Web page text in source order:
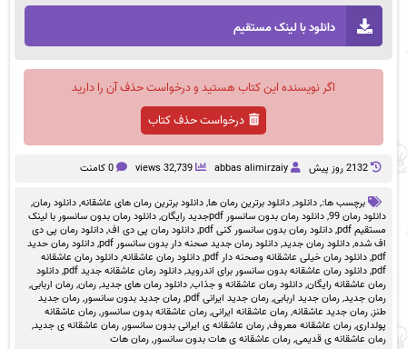
دانلود با لینک مستقیم
اگر نویسنده این کتاب هستید و درخواست حذف آن را دارید
درخواست حذف کتاب
2132 روز پيش abbas alimirzaiy
32,739 views 0 کامنت
برچسب ها:,دانلود,دانلود برترین رمان ها,دانلود برترین رمان های عاشقانه,دانلود رمان,
دانلود رمان 99
,دانلود رمان بدون سانسور pdfجدید رایگان ,دانلود رمان بدون سانسور با لینک
مستقیم pdf
,دانلود رمان بدون سانسور کنی pdf ,دانلود رمان پی دی اف,دانلود رمان پی دی
اف شده,دانلود رمان جدید,دانلود رمان جدید صحنه دار بدون سانسور pdf ,دانلود رمان حدید
pdf
,دانلود رمان خیلی عاشقانه وصحنه دار pdf ,دانلود رمان عاشقانه,دانلود رمان عاشقانه
pdf
,دانلود رمان عاشقانه بدون سانسور برای اندروید,دانلود رمان عاشقانه جدید pdf ,دانلود
رمان عاشقانه رایگان,دانلود رمان عاشقانه و جذاب,دانلود رمان های جدید,رمان,رمان اربابی,
رمان جدید,رمان جدید اربابی,رمان جدید ایرانی pdf ,رمان جدید بدون سانسور,رمان جدید
طنز,رمان جدید عاشقانه,رمان عاشقانه ایرانی,رمان عاشقانه بدون سانسور,رمان عاشقانه
پولداری,رمان عاشقانه معروف,رمان عاشقانه ی ایرانی بدون سانسور,رمان عاشقانه ی جدید,
رمان عاشقانه ی قدیمی,رمان عاشقانه ی هات بدون سانسور,رمان هات